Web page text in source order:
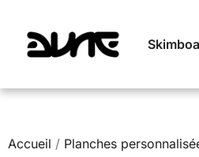
Accueil / Planches